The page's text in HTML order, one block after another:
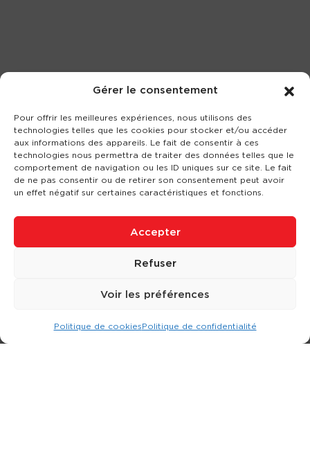
Gérer le consentement
Pour offrir les meilleures expériences, nous utilisons des
technologies telles que les cookies pour stocker et/ou accéder
aux informations des appareils. Le fait de consentir à ces
technologies nous permettra de traiter des données telles que le
comportement de navigation ou les ID uniques sur ce site. Le fait
de ne pas consentir ou de retirer son consentement peut avoir
un effet négatif sur certaines caractéristiques et fonctions.
Accepter
Refuser
Voir les préférences
Politique de cookiesPolitique de confidentialité